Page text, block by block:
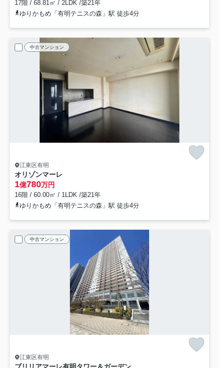
17階 / 68.81㎡ / 2LDK /築21年
ゆりかもめ「有明テニスの森」駅 徒歩4分
中古マンション
江東区有明
オリゾンマーレ
1億780万円
16階 / 60.00㎡ / 1LDK /築21年
ゆりかもめ「有明テニスの森」駅 徒歩4分
中古マンション
江東区有明